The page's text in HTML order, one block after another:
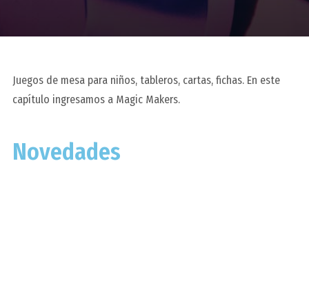
Juegos de mesa para niños, tableros, cartas, fichas. En este
capítulo ingresamos a Magic Makers.
Novedades